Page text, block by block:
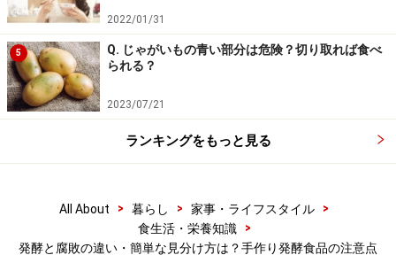
が切れる前に食べきるようにしましょう。
食品別！ 手作り発酵食品が安全にできてい
るかの見分け方
市販の発酵食品には賞味期限の記載がありますが、自家
大体の見分け方の目安を解説します。
2022/01/31
5
Q. じゃがいもの青い部分は危険？切り取れば食べ
られる？
2023/07/21
ランキングをもっと見る
All About > 暮らし > 家事・ライフスタイル
>
食生活・栄養知識
>
発酵と腐敗の違い・簡単な見分け方は？手作り発酵食品の注意点